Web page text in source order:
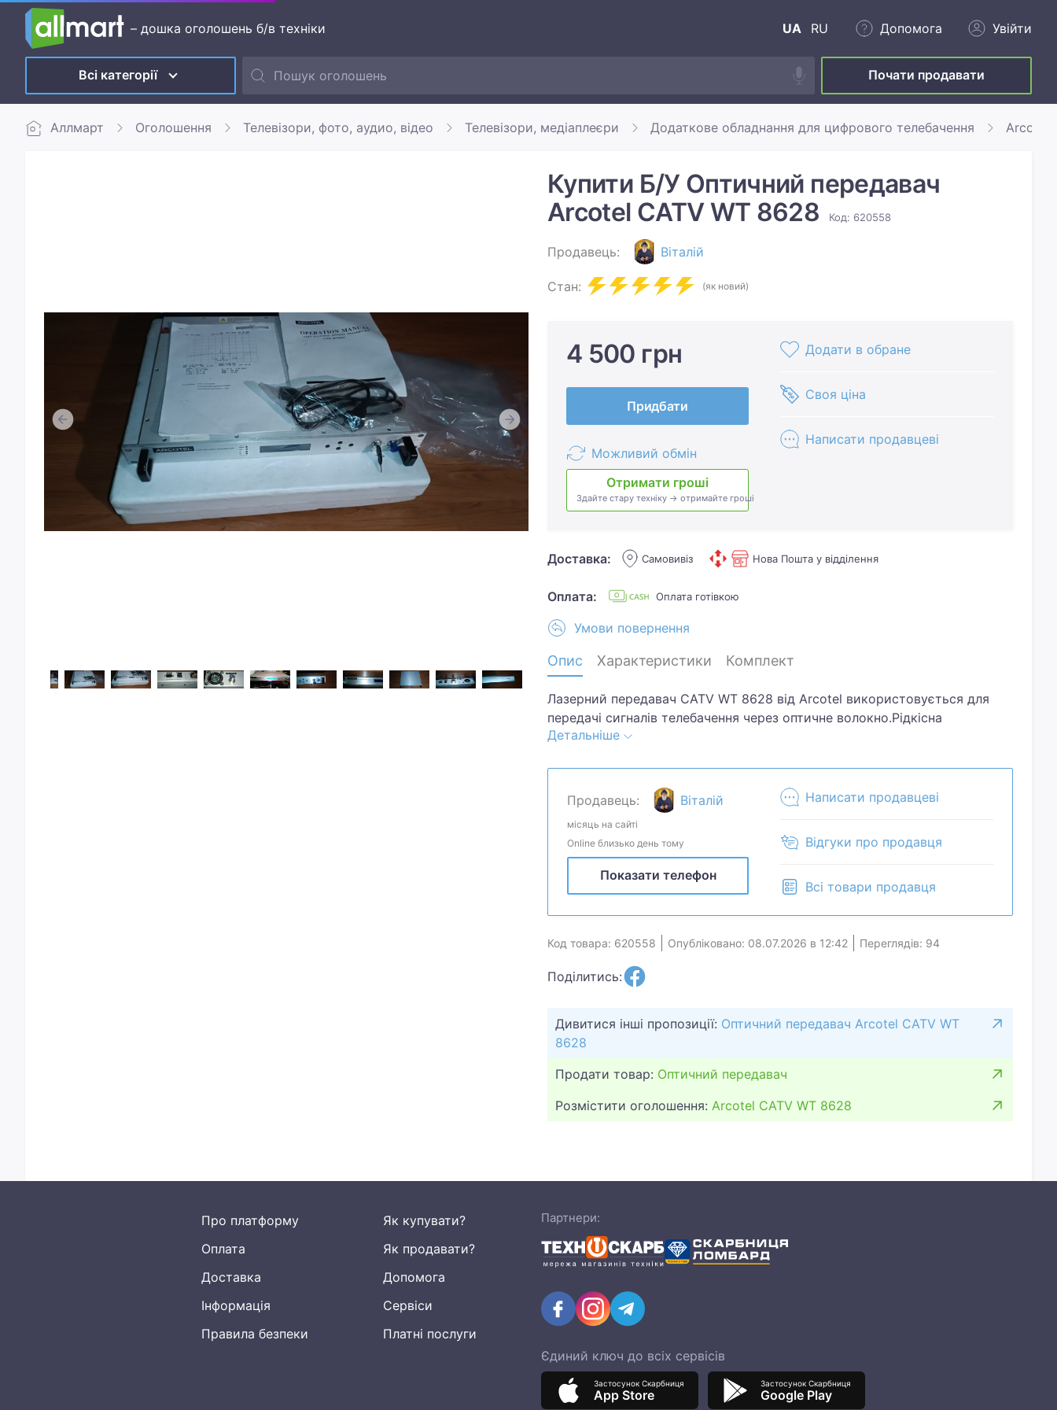
– дошка оголошень б/в техніки UA RU Допомога Увійти
Всі категорії Почати продавати
Аллмарт Оголошення Телевізори, фото, аудио, відео Телевізори, медіаплеєри Додаткове обладнання для цифрового телебачення Arcotel
Купити Б/У Оптичний передавач
Arcotel CATV WT 8628
Код: 620558
Продавець: Віталій
Стан: (як новий)
4 500 грн
Придбати
Можливий обмін
Отримати гроші
Здайте стару техніку → отримайте гроші
Додати в обране
Своя ціна
Написати продавцеві
Доставка: Самовивіз Нова Пошта у відділення
Оплата: Оплата готівкою
Умови повернення
Опис Характеристики Комплект
Лазерний передавач CATV WT 8628 від Arcotel використовується для
передачі сигналів телебачення через оптичне волокно.Рідкісна
річ,особливо нова.Стан новий,лише подерта коробка.
Детальніше
Продавець: Віталій
місяць на сайті
Online близько день тому
Показати телефон
Написати продавцеві
Відгуки про продавця
Всі товари продавця
Код товара: 620558 Опубліковано: 08.07.2026 в 12:42 Переглядів: 94
Поділитись:
Дивитися інші пропозиції: Оптичний передавач Arcotel CATV WT
8628
Продати товар: Оптичний передавач
Розмістити оголошення: Arcotel CATV WT 8628
Про платформу
Оплата
Доставка
Інформація
Правила безпеки
Як купувати?
Як продавати?
Допомога
Сервіси
Платні послуги
Партнери:
Єдиний ключ до всіх сервісів
Застосунок Скарбниця
App Store
Застосунок Скарбниця
Google Play